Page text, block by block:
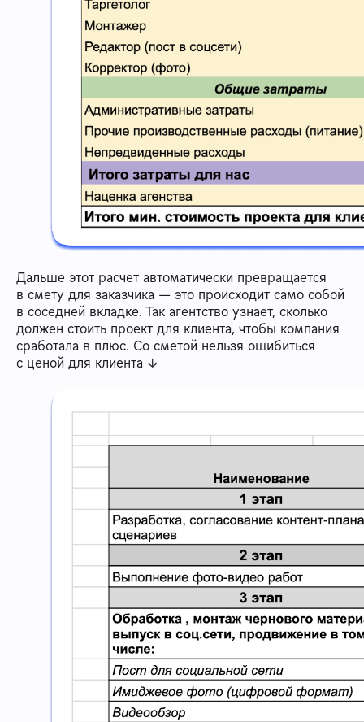
Дальше этот расчет автоматически превращается
в смету для заказчика — это происходит само собой
в соседней вкладке. Так агентство узнает, сколько
должен стоить проект для клиента, чтобы компания
сработала в плюс. Со сметой нельзя ошибиться
с ценой для клиента ↓